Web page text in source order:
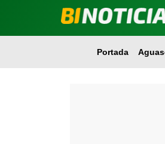
Portada